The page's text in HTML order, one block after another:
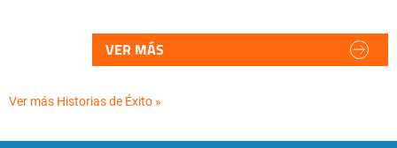
VER MÁS
Ver más Historias de Éxito »